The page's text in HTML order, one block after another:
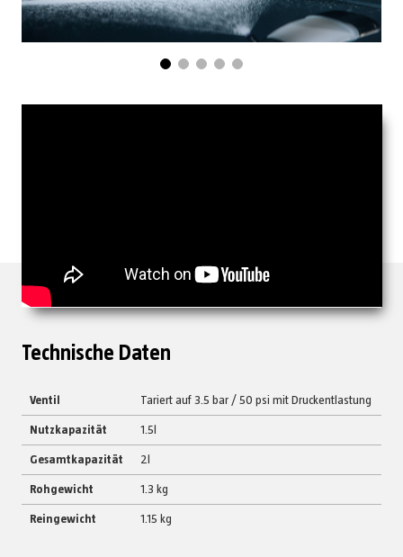
Technische Daten
Ventil Tariert auf 3.5 bar / 50 psi mit Druckentlastung
Nutzkapazität 1.5l
Gesamtkapazität 2l
Rohgewicht 1.3 kg
Reingewicht 1.15 kg